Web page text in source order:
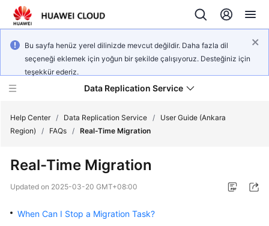
Bu sayfa henüz yerel dilinizde mevcut değildir. Daha fazla dil
seçeneği eklemek için yoğun bir şekilde çalışıyoruz. Desteğiniz için
teşekkür ederiz.
Data Replication Service
New
Overview
Help Center / Data Replication Service /
User Guide (Ankara
Region)
/ FAQs / Real-Time Migration
Real-Time Migration
Updated on 2025-03-20 GMT+08:00
When Can I Stop a Migration Task?